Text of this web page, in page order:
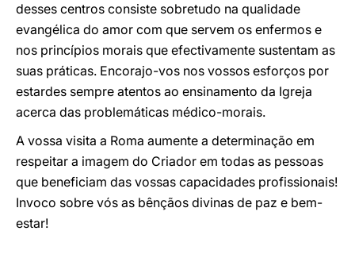
desses centros consiste sobretudo na qualidade
evangélica do amor com que servem os enfermos e
nos princípios morais que efectivamente sustentam as
suas práticas. Encorajo-vos nos vossos esforços por
estardes sempre atentos ao ensinamento da Igreja
acerca das problemáticas médico-morais.
A vossa visita a Roma aumente a determinação em
respeitar a imagem do Criador em todas as pessoas
que beneficiam das vossas capacidades profissionais!
Invoco sobre vós as bênçãos divinas de paz e bem-
estar!